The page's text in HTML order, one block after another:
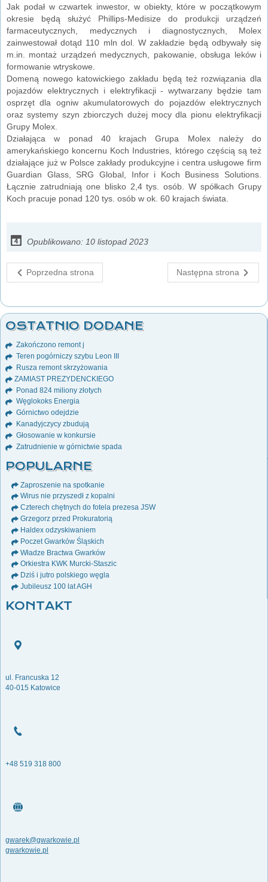
Jak podał w czwartek inwestor, w obiekty, które w początkowym
okresie będą służyć Phillips-Medisize do produkcji urządzeń
farmaceutycznych, medycznych i diagnostycznych, Molex
zainwestował dotąd 110 mln dol. W zakładzie będą odbywały się
m.in. montaż urządzeń medycznych, pakowanie, obsługa leków i
formowanie wtryskowe.
Domeną nowego katowickiego zakładu będą też rozwiązania dla
pojazdów elektrycznych i elektryfikacji - wytwarzany będzie tam
osprzęt dla ogniw akumulatorowych do pojazdów elektrycznych
oraz systemy szyn zbiorczych dużej mocy dla pionu elektryfikacji
Grupy Molex.
Działająca w ponad 40 krajach Grupa Molex należy do
amerykańskiego koncernu Koch Industries, którego częścią są też
działające już w Polsce zakłady produkcyjne i centra usługowe firm
Guardian Glass, SRG Global, Infor i Koch Business Solutions.
Łącznie zatrudniają one blisko 2,4 tys. osób. W spółkach Grupy
Koch pracuje ponad 120 tys. osób w ok. 60 krajach świata.
Opublikowano: 10 listopad 2023
Poprzedna strona Następna strona
OSTATNIO DODANE
Zakończono remont j
Teren pogórniczy szybu Leon III
Rusza remont skrzyżowania
ZAMIAST PREZYDENCKIEGO
Ponad 824 miliony złotych
Węglokoks Energia
Górnictwo odejdzie
Kanadyjczycy zbudują
Głosowanie w konkursie
Zatrudnienie w górnictwie spada
POPULARNE
Zaproszenie na spotkanie
Wirus nie przyszedł z kopalni
Czterech chętnych do fotela prezesa JSW
Grzegorz przed Prokuratorią
Haldex odzyskiwaniem
Poczet Gwarków Śląskich
Władze Bractwa Gwarków
Orkiestra KWK Murcki-Staszic
Dziś i jutro polskiego węgla
Jubileusz 100 lat AGH
KONTAKT
ul. Francuska 12
40-015 Katowice
+48 519 318 800
gwarek@gwarkowie.pl
gwarkowie.pl